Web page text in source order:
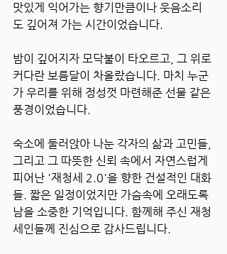
맛있게 익어가는 향기만큼이나 웃음소리
도 깊어져 가는 시간이었습니다.
밤이 깊어지자 모닥불이 타오르고, 그 위로
커다란 보름달이 차올랐습니다. 마치 누군
가 우리를 위해 정성껏 마련해준 선물 같은
풍경이었습니다.
숙소에 둘러앉아 나눈 각자의 삶과 고민들,
그리고 그 따뜻한 신뢰 속에서 자연스럽게
피어난 '재청세 2.0'을 향한 건설적인 대화
들. 짧은 일정이었지만 가슴속에 오래도록
남을 소중한 기억입니다. 함께해 주신 재청
세인들께 진심으로 감사드립니다.